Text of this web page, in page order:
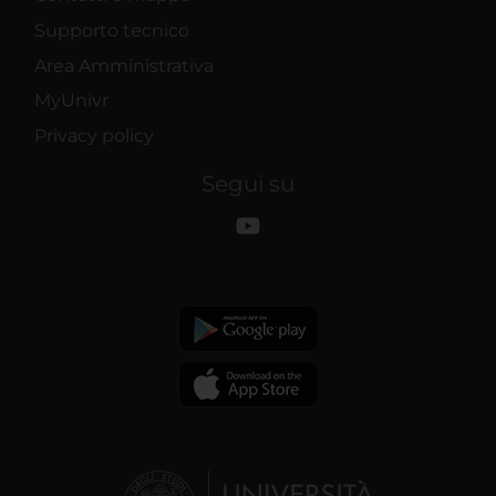
Supporto tecnico
Area Amministrativa
MyUnivr
Privacy policy
Segui su